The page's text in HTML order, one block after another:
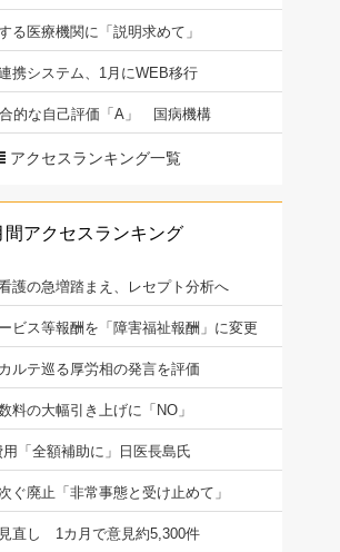
る医療機関に「説明求めて」
携システム、1月にWEB移行
的な自己評価「A」 国病機構
アクセスランキング一覧
間アクセスランキング
護の急増踏まえ、レセプト分析へ
ビス等報酬を「障害福祉報酬」に変更
ルテ巡る厚労相の発言を評価
料の大幅引き上げに「NO」
「全額補助に」日医長島氏
ぐ廃止「非常事態と受け止めて」
直し 1カ月で意見約5,300件